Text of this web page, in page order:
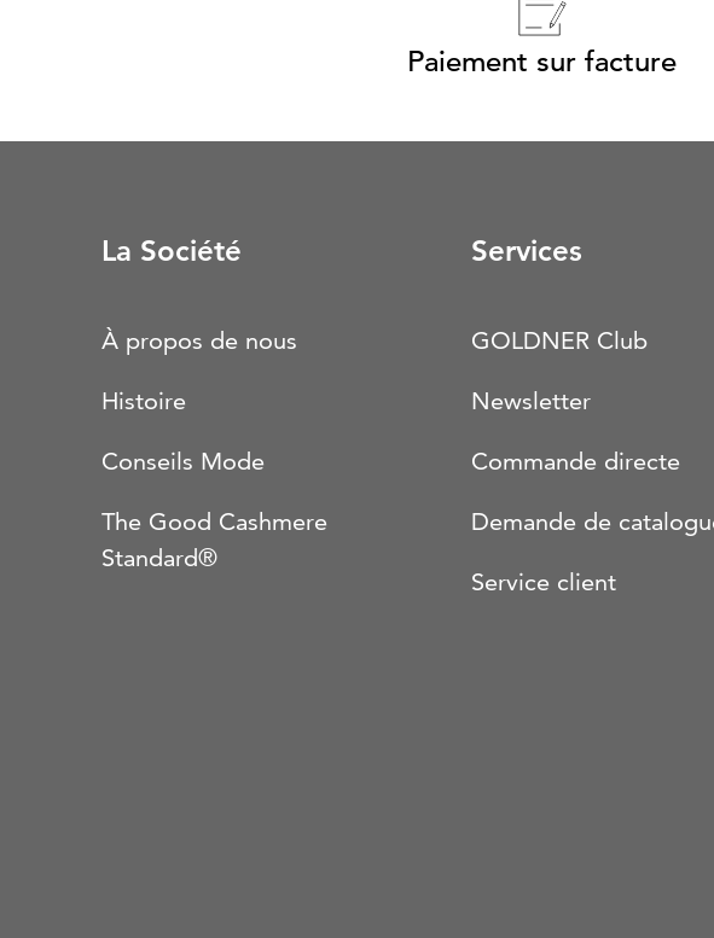
Paiement sur facture
La Société
À propos de nous
Histoire
Conseils Mode
The Good Cashmere
Standard®
Services
GOLDNER Club
Newsletter
Commande directe
Demande de
Service client